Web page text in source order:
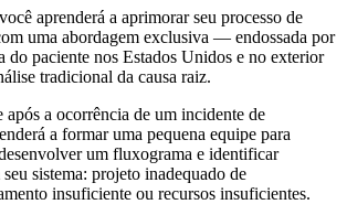
aprenderá a aprimorar seu processo de
uma abordagem exclusiva — endossada por
do paciente nos Estados Unidos e no exterior
tradicional da causa raiz.
a ocorrência de um incidente de
a formar uma pequena equipe para
um fluxograma e identificar
sistema: projeto inadequado de
insuficiente ou recursos insuficientes.